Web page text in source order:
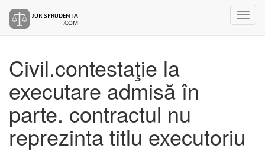
Civil.contestaţie la
executare admisă în
parte. contractul nu
reprezinta titlu executoriu